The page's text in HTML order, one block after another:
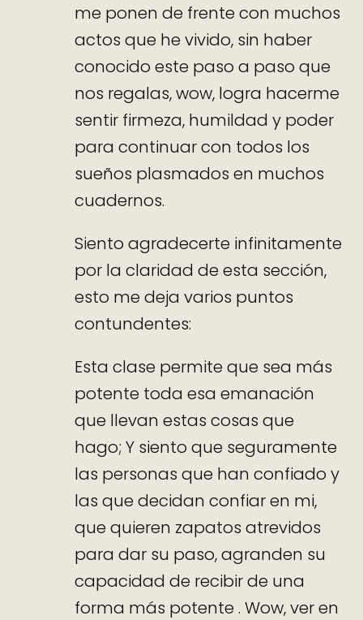
me ponen de frente con muchos
actos que he vivido, sin haber
conocido este paso a paso que
nos regalas, wow, logra hacerme
sentir firmeza, humildad y poder
para continuar con todos los
sueños plasmados en muchos
cuadernos.
Siento agradecerte infinitamente
por la claridad de esta sección,
esto me deja varios puntos
contundentes:
Esta clase permite que sea más
potente toda esa emanación
que llevan estas cosas que
hago; Y siento que seguramente
las personas que han confiado y
las que decidan confiar en mi,
que quieren zapatos atrevidos
para dar su paso, agranden su
capacidad de recibir de una
forma más potente . Wow, ver en